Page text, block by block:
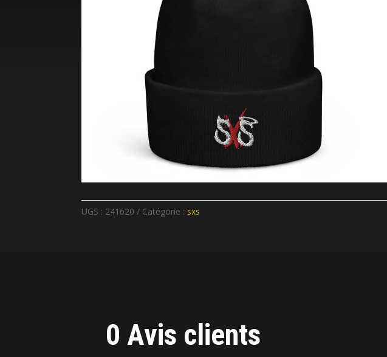
UGS : 241620 Catégorie : sxs
0 Avis clients